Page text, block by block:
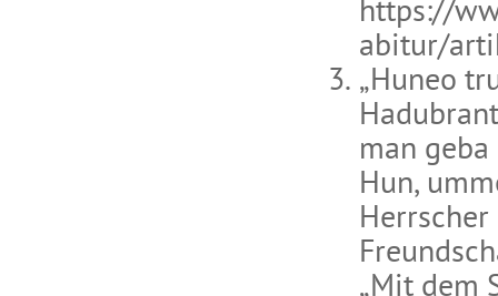
https://
abitur/
„Huneo
man
Hun,